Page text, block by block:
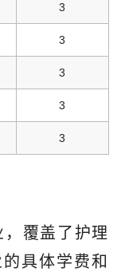
3
3
3
3
3
覆盖了护理
具体学费和